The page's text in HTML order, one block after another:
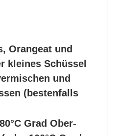
Orangeat und
kleines Schüssel
und
(bestenfalls
Grad Ober-